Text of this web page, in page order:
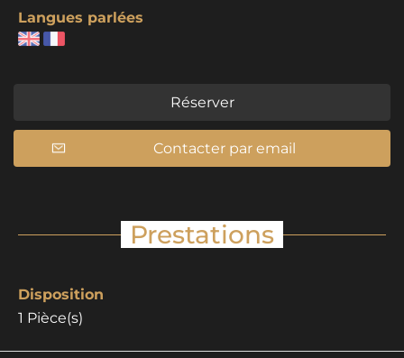
Langues parlées
Réserver
Contacter par email
Prestations
Disposition
1 Pièce(s)